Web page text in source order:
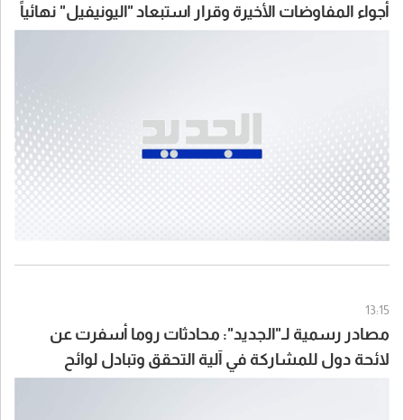
أجواء المفاوضات الأخيرة وقرار استبعاد "اليونيفيل" نهائياً
13:15
مصادر رسمية لـ"الجديد": محادثات روما أسفرت عن
لائحة دول للمشاركة في آلية التحقق وتبادل لوائح